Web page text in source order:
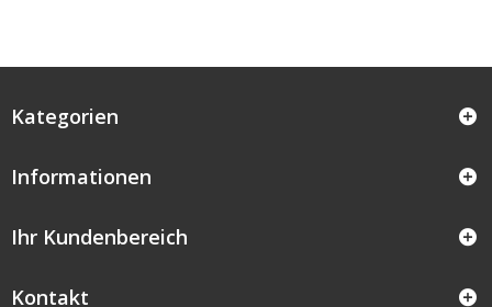
Kategorien
Informationen
Ihr Kundenbereich
Kontakt